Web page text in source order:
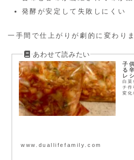
発酵が安定して失敗しにくい
一手間で仕上がりが劇的に変わりま
子
る
レ
白菜
チ作
変化
www.duallifefamily.com